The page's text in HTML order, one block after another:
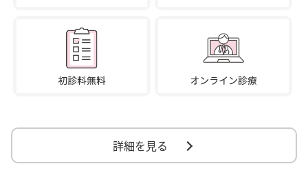
詳細を見る